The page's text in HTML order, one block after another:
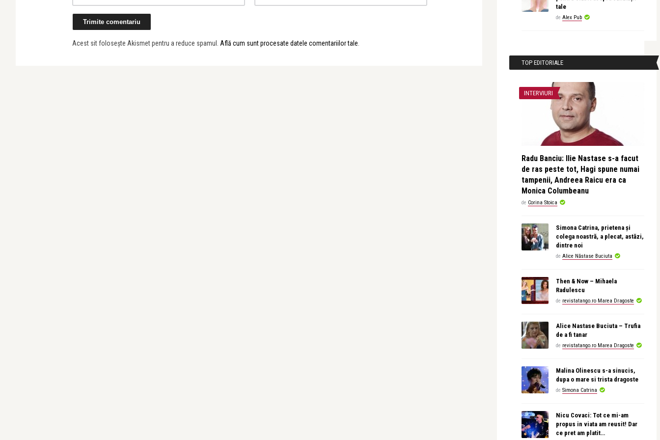
Acest sit folosește Akismet pentru a reduce spamul. Află cum sunt procesate datele comentariilor tale.
tale
de Alex Pub
TOP EDITORIALE
INTERVIURI
Radu Banciu: Ilie Nastase s-a facut
de ras peste tot, Hagi spune numai
tampenii, Andreea Raicu era ca
Monica Columbeanu
de Corina Stoica
Simona Catrina, prietena și
colega noastră, a plecat, astăzi,
dintre noi
de Alice Năstase Buciuta
Then & Now – Mihaela
Radulescu
de revistatango.ro Marea Dragoste
Alice Nastase Buciuta – Trufia
de a fi tanar
de revistatango.ro Marea Dragoste
Malina Olinescu s-a sinucis,
dupa o mare si trista dragoste
de Simona Catrina
Nicu Covaci: Tot ce mi-am
propus in viata am reusit! Dar
ce pret am platit…